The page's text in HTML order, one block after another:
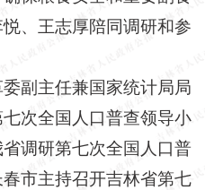
、王志厚陪同调研和参
副主任兼国家统计局局
次全国人口普查领导小
调研第七次全国人口普
市主持召开吉林省第七